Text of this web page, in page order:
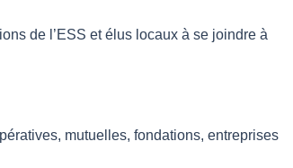
de l’ESS et élus locaux à se joindre à
mutuelles, fondations, entreprises